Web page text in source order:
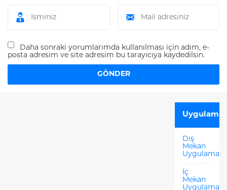
Daha sonraki yorumlarımda kullanılması için adım, e-
posta adresim ve site adresim bu tarayıcıya kaydedilsin.
Dış
Mekan
İç
Mekan